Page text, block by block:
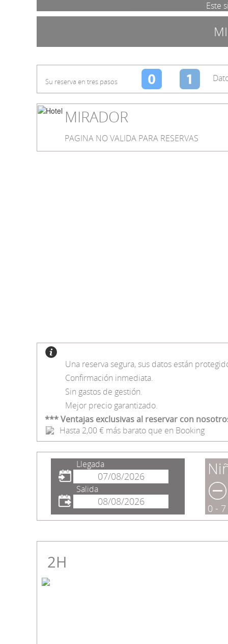
Este
Su reserva en tres pasos
MIRADOR
PAGINA NO VALIDA PARA RESERVAS
Una reserva segura, sus datos están
Confirmación inmediata.
Sin gastos de gestión.
Mejor precio garantizado.
*** Ventajas exclusivas al reservar con
Hasta 2,00 € más barato que en Booking
Llegada
Salida
0 -
2H